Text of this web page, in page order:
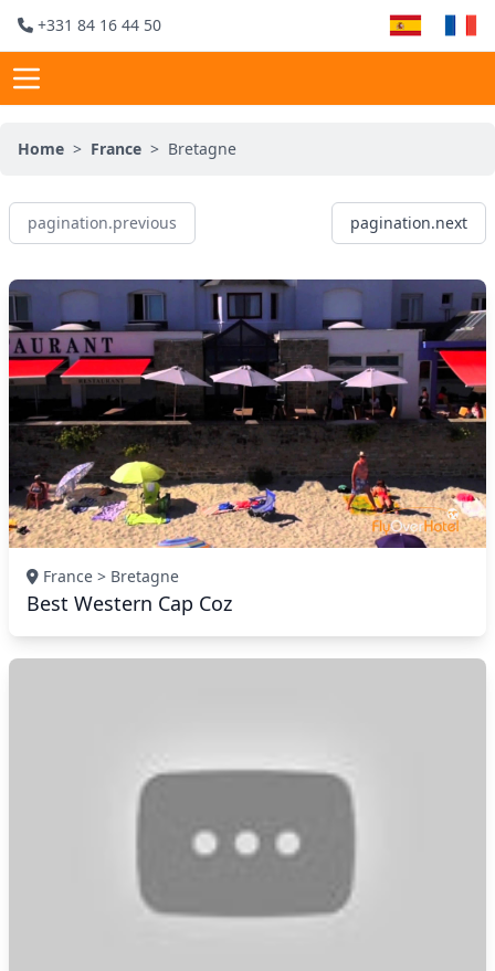
+331 84 16 44 50
Home > France > Bretagne
pagination.previous pagination.next
France > Bretagne
Best Western Cap Coz